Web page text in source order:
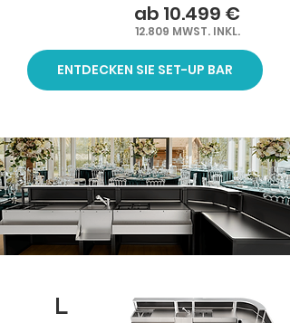
ab 10.499 €
12.809 MWST. INKL.
ENTDECKEN SIE SET-UP BAR
L